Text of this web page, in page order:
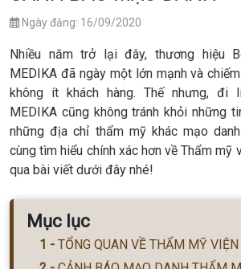
Ngày đăng: 16/09/2020
Nhiều năm trở lại đây, thương hiệu
MEDIKA đã ngày một lớn mạnh và
không ít khách hàng. Thế nhưng, đi
MEDIKA cũng không tránh khỏi những
những địa chỉ thẩm mỹ khác mạo
cùng tìm hiểu chính xác hơn về Thẩm mỹ
qua bài viết dưới đây nhé!
Mục lục
TỔNG QUAN VỀ THẨM MỸ